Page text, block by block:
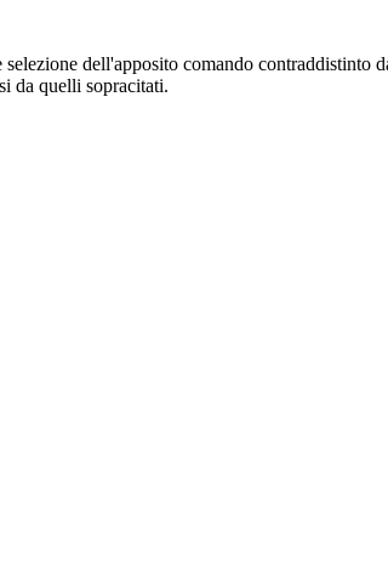
dell'apposito comando
da quelli sopracitati.